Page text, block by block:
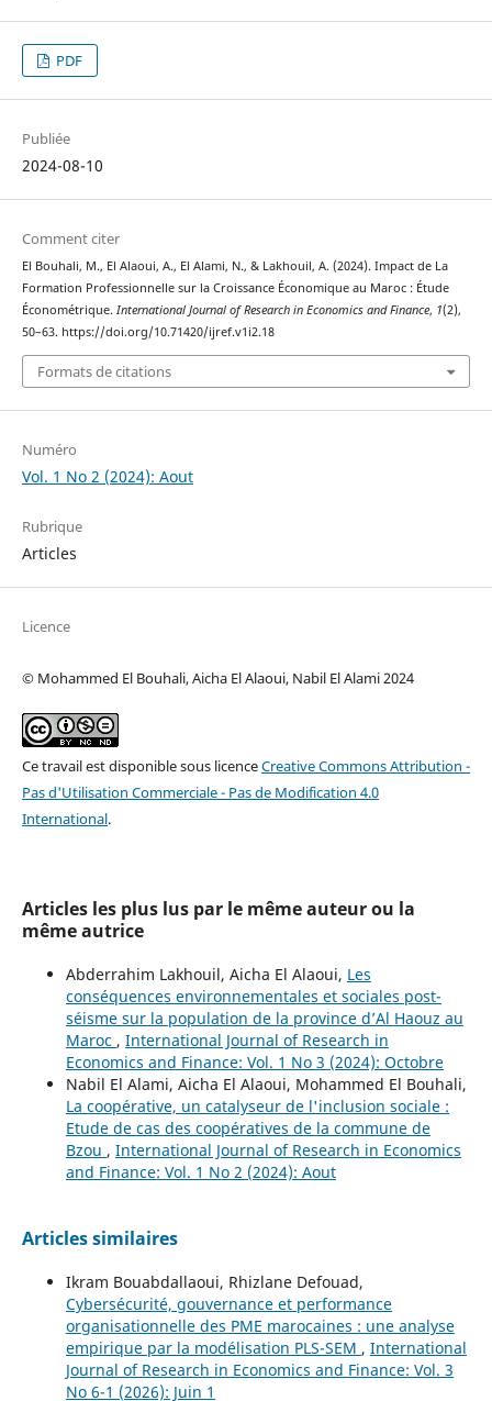
PDF
Publiée
2024-08-10
Comment citer
El Bouhali, M., El Alaoui, A., El Alami, N., & Lakhouil, A. (2024). Impact de La
Formation Professionnelle sur la Croissance Économique au Maroc : Étude
Économétrique. International Journal of Research in Economics and Finance, 1(2),
50–63. https://doi.org/10.71420/ijref.v1i2.18
Formats de citations
Numéro
Vol. 1 No 2 (2024): Aout
Rubrique
Articles
Licence
© Mohammed El Bouhali, Aicha El Alaoui, Nabil El Alami 2024
Ce travail est disponible sous licenceCreative Commons Attribution -
Pas d'Utilisation Commerciale - Pas de Modification 4.0
International.
Articles les plus lus par le même auteur ou la
même autrice
Abderrahim Lakhouil, Aicha El Alaoui, Les
conséquences environnementales et sociales post-
séisme sur la population de la province d’Al Haouz au
Maroc , International Journal of Research in
Economics and Finance: Vol. 1 No 3 (2024): Octobre
Nabil El Alami, Aicha El Alaoui, Mohammed El Bouhali,
La coopérative, un catalyseur de l'inclusion sociale :
Etude de cas des coopératives de la commune de
Bzou , International Journal of Research in Economics
and Finance: Vol. 1 No 2 (2024): Aout
Articles similaires
Ikram Bouabdallaoui, Rhizlane Defouad,
Cybersécurité, gouvernance et performance
organisationnelle des PME marocaines : une analyse
empirique par la modélisation PLS-SEM , International
Journal of Research in Economics and Finance: Vol. 3
No 6-1 (2026): Juin 1